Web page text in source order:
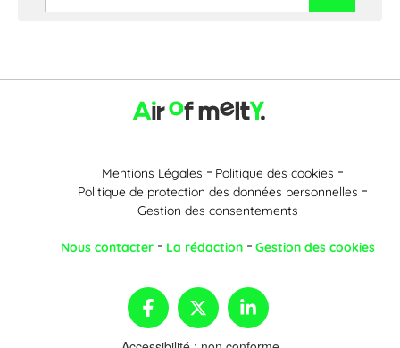
Mentions Légales
Politique des cookies
Politique de protection des données personnelles
Gestion des consentements
Nous contacter La rédaction Gestion des cookies